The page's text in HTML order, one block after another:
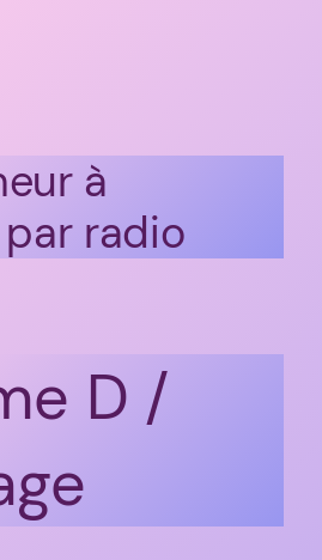
à
radio
D /